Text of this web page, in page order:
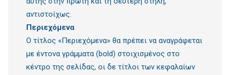
αντιστοίχως.
Περιεχόμενα
Ο τίτλος «Περιεχόμενα» θα πρέπει να αναγράφεται
με έντονα γράμματα (bold) στοιχισμένος στο
κέντρο της σελίδας, οι δε τίτλοι των κεφαλαίων